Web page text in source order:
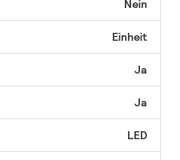
Nein
Einheit
Ja
Ja
LED